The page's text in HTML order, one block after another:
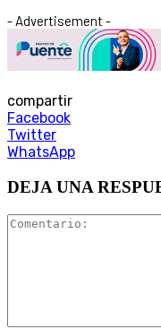
- Advertisement -
compartir
Facebook
Twitter
WhatsApp
DEJA UNA